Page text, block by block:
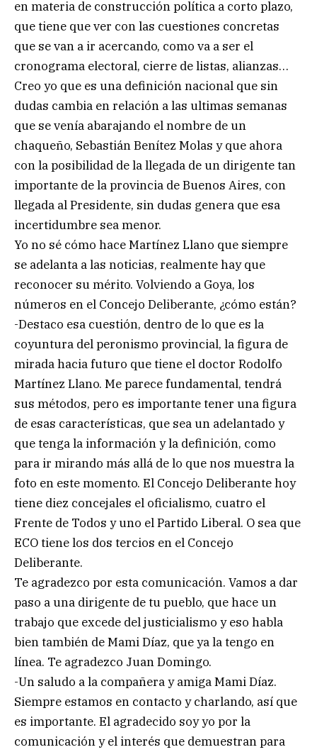
en materia de construcción política a corto plazo,
que tiene que ver con las cuestiones concretas
que se van a ir acercando, como va a ser el
cronograma electoral, cierre de listas, alianzas…
Creo yo que es una definición nacional que sin
dudas cambia en relación a las ultimas semanas
que se venía abarajando el nombre de un
chaqueño, Sebastián Benítez Molas y que ahora
con la posibilidad de la llegada de un dirigente tan
importante de la provincia de Buenos Aires, con
llegada al Presidente, sin dudas genera que esa
incertidumbre sea menor.
Yo no sé cómo hace Martínez Llano que siempre
se adelanta a las noticias, realmente hay que
reconocer su mérito. Volviendo a Goya, los
números en el Concejo Deliberante, ¿cómo están?
-Destaco esa cuestión, dentro de lo que es la
coyuntura del peronismo provincial, la figura de
mirada hacia futuro que tiene el doctor Rodolfo
Martínez Llano. Me parece fundamental, tendrá
sus métodos, pero es importante tener una figura
de esas características, que sea un adelantado y
que tenga la información y la definición, como
para ir mirando más allá de lo que nos muestra la
foto en este momento. El Concejo Deliberante hoy
tiene diez concejales el oficialismo, cuatro el
Frente de Todos y uno el Partido Liberal. O sea que
ECO tiene los dos tercios en el Concejo
Deliberante.
Te agradezco por esta comunicación. Vamos a dar
paso a una dirigente de tu pueblo, que hace un
trabajo que excede del justicialismo y eso habla
bien también de Mami Díaz, que ya la tengo en
línea. Te agradezco Juan Domingo.
-Un saludo a la compañera y amiga Mami Díaz.
Siempre estamos en contacto y charlando, así que
es importante. El agradecido soy yo por la
comunicación y el interés que demuestran para